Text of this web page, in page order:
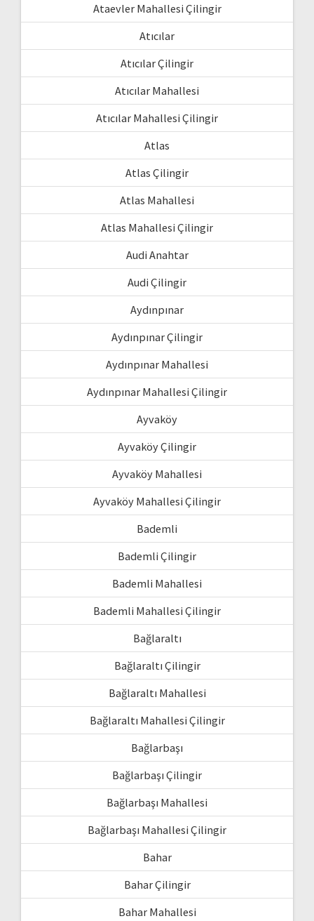
Ataevler Mahallesi Çilingir
Atıcılar
Atıcılar Çilingir
Atıcılar Mahallesi
Atıcılar Mahallesi Çilingir
Atlas
Atlas Çilingir
Atlas Mahallesi
Atlas Mahallesi Çilingir
Audi Anahtar
Audi Çilingir
Aydınpınar
Aydınpınar Çilingir
Aydınpınar Mahallesi
Aydınpınar Mahallesi Çilingir
Ayvaköy
Ayvaköy Çilingir
Ayvaköy Mahallesi
Ayvaköy Mahallesi Çilingir
Bademli
Bademli Çilingir
Bademli Mahallesi
Bademli Mahallesi Çilingir
Bağlaraltı
Bağlaraltı Çilingir
Bağlaraltı Mahallesi
Bağlaraltı Mahallesi Çilingir
Bağlarbaşı
Bağlarbaşı Çilingir
Bağlarbaşı Mahallesi
Bağlarbaşı Mahallesi Çilingir
Bahar
Bahar Çilingir
Bahar Mahallesi